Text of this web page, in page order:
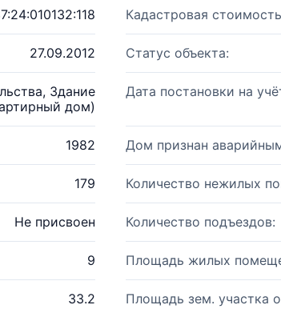
Кадастровая
27.09.2012 Статус объекта:
Здание
дом)
Дата постановки на
1982 Дом признан
179 Количество нежилых
Не присвоен Количество подъездов:
9 Площадь жилых
33.2 Площадь зем. участка